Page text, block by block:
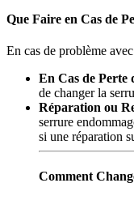
Que Faire en Cas de
En cas de problème
En Cas de Perte
de changer la
Réparation ou
serrure
si une réparation
Comment